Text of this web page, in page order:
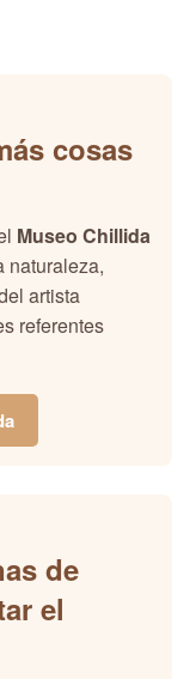
cosas
Museo Chillida
naturaleza,
artista
referentes
de
el